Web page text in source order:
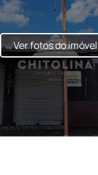
Ver fotos do imóvel